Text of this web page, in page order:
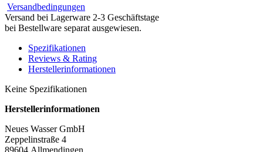
Versandbedingungen
Versand bei Lagerware 2-3 Geschäftstage
bei Bestellware separat ausgewiesen.
Spezifikationen
Reviews & Rating
Herstellerinformationen
Keine Spezifikationen
Herstellerinformationen
Neues Wasser GmbH
Zeppelinstraße 4
89604 Allmendingen